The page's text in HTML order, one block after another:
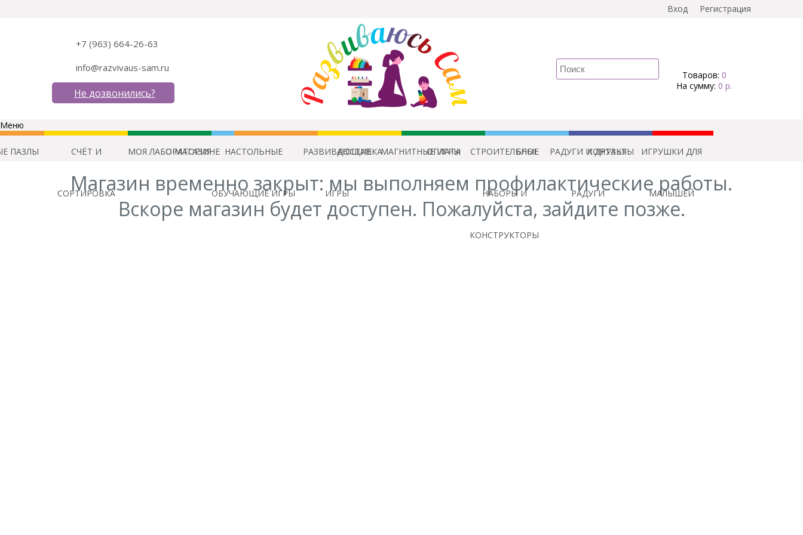
Вход Регистрация
+7 (963) 664-26-63
info@razvivaus-sam.ru
Не дозвонились?
Товаров: 0
На сумму: 0 р.
Меню
О МАГАЗИНЕ
ПАЗЛЫ СЧЁТ И
СОРТИРОВКА
МОЯ ЛАБОРАТОРИЯ НАСТОЛЬНЫЕ
ОБУЧАЮЩИЕ ИГРЫ
РАЗВИВАЮЩИЕ
ИГРЫ
МАГНИТНЫЕ ИГРЫ СТРОИТЕЛЬНЫЕ
НАБОРЫ И
КОНСТРУКТОРЫ
РАДУГИ И ДРУЗЬЯ
РАДУГИ
ИГРУШКИ ДЛЯ
МАЛЫШЕЙ
ДОСТАВКА ОПЛАТА БЛОГ КОНТАКТЫ
Магазин временно закрыт: мы выполняем профилактические работы.
Вскоре магазин будет доступен. Пожалуйста, зайдите позже.